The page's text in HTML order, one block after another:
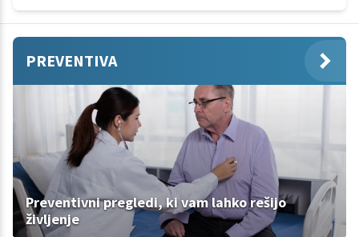
PREVENTIVA
Preventivni pregledi, ki vam lahko rešijo
življenje